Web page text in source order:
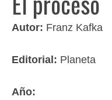
Autor: Franz Kafka
Editorial: Planeta
Año: